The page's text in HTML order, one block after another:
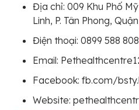
Địa chỉ: 009 Khu Phố
Linh, P. Tân Phong,
Điện thoại: 0899 588 808
Email:
Facebook: fb.com/
Website: